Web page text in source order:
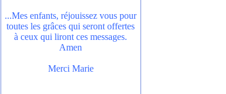
...Mes enfants, réjouissez vous pour
toutes les grâces qui seront offertes
à ceux qui liront ces messages.
Amen
Merci Marie